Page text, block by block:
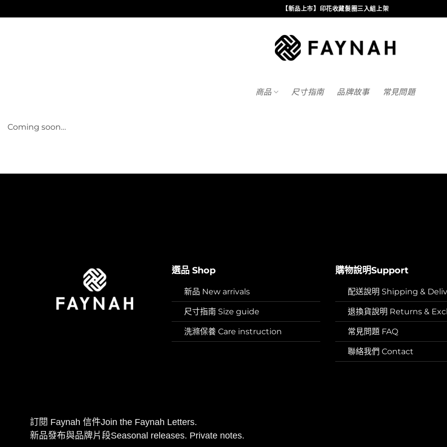
to
【新品上市】印花收藏髮圈三入組上架
商品 尺寸指南 品牌故事 常見問題
Coming soon…
選品 Shop
新品 New arrivals
尺寸指南 Size guide
洗滌保養 Care instruction
購物說明Support
配送說明 Shipping &
退換貨說明 Returns &
常見問題 FAQ
聯絡我們 Contact
訂閱 Faynah 信件Join the Faynah Letters.
新品發布與品牌片段Seasonal releases. Private notes.